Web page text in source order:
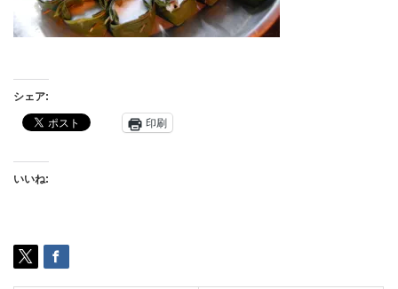
シェア:
印刷
いいね: